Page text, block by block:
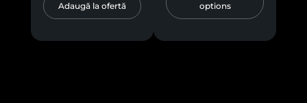
comprend également d’autres matériaux en bois qui peuvent être
proposons des planchesOSBetbois scié à secà des prix avantageux.
Adaugă la ofertă
options